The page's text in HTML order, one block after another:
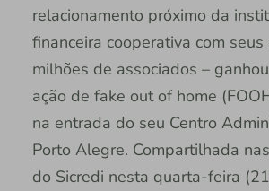
relacionamento próximo da
financeira cooperativa com
milhões de associados –
ação de fake out of home
na entrada do seu Centro
Porto Alegre. Compartilhada
do Sicredi nesta quarta-feira